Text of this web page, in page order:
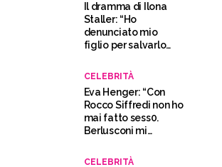
Il dramma di Ilona
Staller: “Ho
denunciato mio
figlio per salvarlo
CELEBRITÀ
Eva Henger: “Con
Rocco Siffredi non ho
mai fatto sess0.
Berlusconi mi
CELEBRITÀ